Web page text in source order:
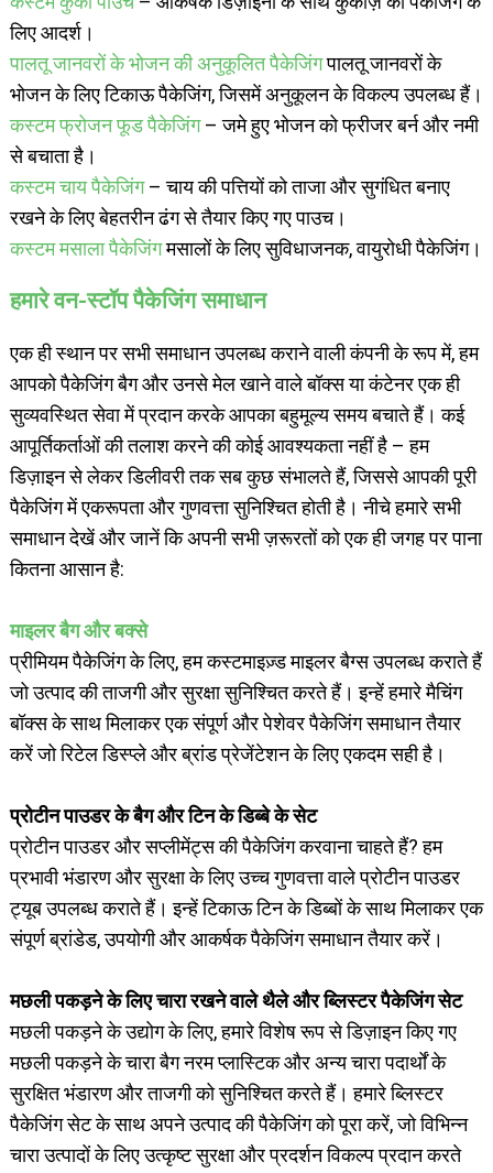
लिए आदर्श।
पालतू जानवरों के भोजन की अनुकूलित पैकेजिंगपालतू जानवरों के
भोजन के लिए टिकाऊ पैकेजिंग, जिसमें अनुकूलन के विकल्प उपलब्ध हैं।
कस्टम फ्रोजन फूड पैकेजिंग– जमे हुए भोजन को फ्रीजर बर्न और नमी
से बचाता है।
कस्टम चाय पैकेजिंग– चाय की पत्तियों को ताजा और सुगंधित बनाए
रखने के लिए बेहतरीन ढंग से तैयार किए गए पाउच।
कस्टम मसाला पैकेजिंगमसालों के लिए सुविधाजनक, वायुरोधी पैकेजिंग।
हमारे वन-स्टॉप पैकेजिंग समाधान
एक ही स्थान पर सभी समाधान उपलब्ध कराने वाली कंपनी के रूप में, हम
आपको पैकेजिंग बैग और उनसे मेल खाने वाले बॉक्स या कंटेनर एक ही
सुव्यवस्थित सेवा में प्रदान करके आपका बहुमूल्य समय बचाते हैं। कई
आपूर्तिकर्ताओं की तलाश करने की कोई आवश्यकता नहीं है – हम
डिज़ाइन से लेकर डिलीवरी तक सब कुछ संभालते हैं, जिससे आपकी पूरी
पैकेजिंग में एकरूपता और गुणवत्ता सुनिश्चित होती है। नीचे हमारे सभी
समाधान देखें और जानें कि अपनी सभी ज़रूरतों को एक ही जगह पर पाना
कितना आसान है:
माइलर बैग और बक्से
प्रीमियम पैकेजिंग के लिए, हम कस्टमाइज़्ड माइलर बैग्स उपलब्ध कराते हैं
जो उत्पाद की ताजगी और सुरक्षा सुनिश्चित करते हैं। इन्हें हमारे मैचिंग
बॉक्स के साथ मिलाकर एक संपूर्ण और पेशेवर पैकेजिंग समाधान तैयार
करें जो रिटेल डिस्प्ले और ब्रांड प्रेजेंटेशन के लिए एकदम सही है।
प्रोटीन पाउडर के बैग और टिन के डिब्बे के सेट
प्रोटीन पाउडर और सप्लीमेंट्स की पैकेजिंग करवाना चाहते हैं? हम
प्रभावी भंडारण और सुरक्षा के लिए उच्च गुणवत्ता वाले प्रोटीन पाउडर
ट्यूब उपलब्ध कराते हैं। इन्हें टिकाऊ टिन के डिब्बों के साथ मिलाकर एक
संपूर्ण ब्रांडेड, उपयोगी और आकर्षक पैकेजिंग समाधान तैयार करें।
मछली पकड़ने के लिए चारा रखने वाले थैले और ब्लिस्टर पैकेजिंग सेट
मछली पकड़ने के उद्योग के लिए, हमारे विशेष रूप से डिज़ाइन किए गए
मछली पकड़ने के चारा बैग नरम प्लास्टिक और अन्य चारा पदार्थों के
सुरक्षित भंडारण और ताजगी को सुनिश्चित करते हैं। हमारे ब्लिस्टर
पैकेजिंग सेट के साथ अपने उत्पाद की पैकेजिंग को पूरा करें, जो विभिन्न
चारा उत्पादों के लिए उत्कृष्ट सुरक्षा और प्रदर्शन विकल्प प्रदान करते